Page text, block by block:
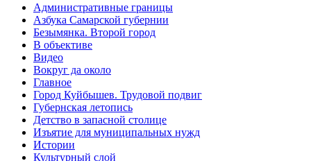
Административные границы
Азбука Самарской губернии
Безымянка. Второй город
В объективе
Видео
Вокруг да около
Главное
Город Куйбышев. Трудовой подвиг
Губернская летопись
Детство в запасной столице
Изъятие для муниципальных нужд
Истории
Культурный слой